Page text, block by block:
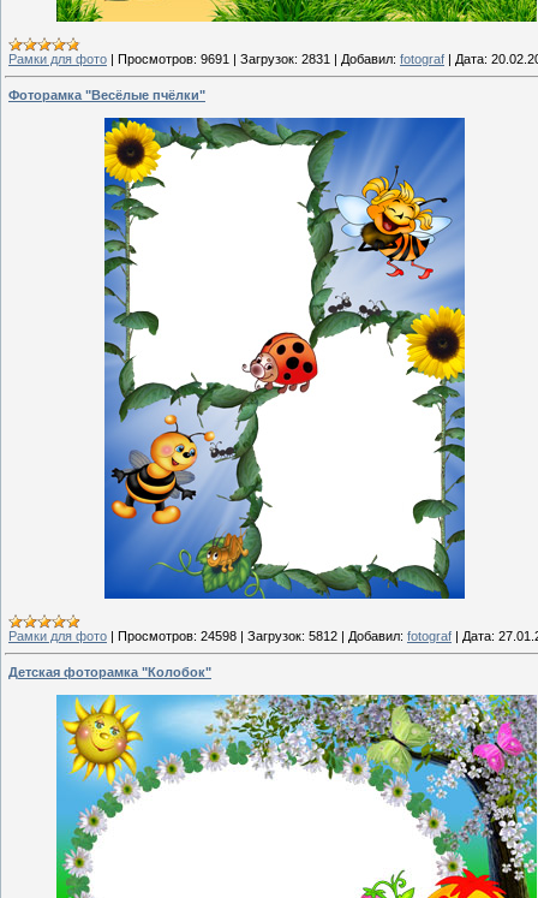
Рамки для фото | Просмотров: 9691 | Загрузок: 2831 | Добавил: fotograf | Дата:
Фоторамка "Весёлые пчёлки"
Рамки для фото | Просмотров: 24598 | Загрузок: 5812 | Добавил: fotograf | Дата:
Детская фоторамка "Колобок"